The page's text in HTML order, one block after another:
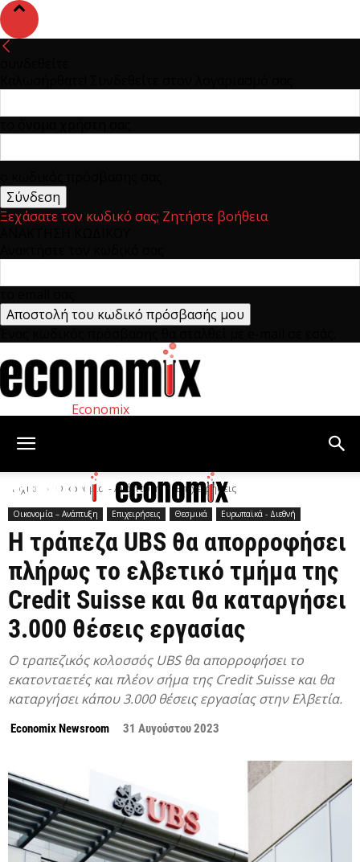
Ξεχάσατε τον κωδικό σας; Ζητήστε βοήθεια
Economix
Αρχική Οικονομία – Ανάπτυξη Επιχειρήσεις
Οικονομία – Ανάπτυξη Επιχειρήσεις Θεσμικά Ευρωπαϊκά - Διεθνή
Η τράπεζα UBS θα απορροφήσει
πλήρως το ελβετικό τμήμα της
Credit Suisse και θα καταργήσει
3.000 θέσεις εργασίας
Ο τραπεζικός κολοσσός UBS θα απορροφήσει το
εκατονταετές και πλέον σήμα της Credit Suisse και θα
καταργήσει κάπου 3.000 θέσεις εργασίας στην Ελβετία.
Economix Newsroom 31 Αυγούστου 2023